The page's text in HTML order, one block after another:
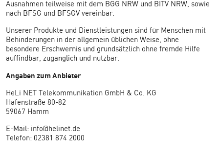
Ausnahmen teilweise mit dem BGG NRW und BITV NRW, sowie
nach BFSG und BFSGV vereinbar.
Unserer Produkte und Dienstleistungen sind für Menschen mit
Behinderungen in der allgemein üblichen Weise, ohne
besondere Erschwernis und grundsätzlich ohne fremde Hilfe
auffindbar, zugänglich und nutzbar.
Angaben zum Anbieter
HeLi NET Telekommunikation GmbH & Co. KG
Hafenstraße 80-82
59067 Hamm
E-Mail: info@helinet.de
Telefon: 02381 874 2000